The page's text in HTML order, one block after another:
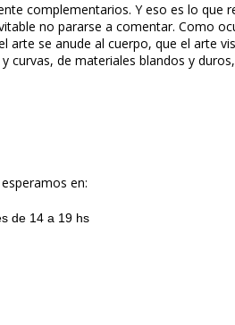
complementarios. Y eso es lo que
no pararse a comentar. Como
se anude al cuerpo, que el arte
curvas, de materiales blandos y
en:
de 14 a 19 hs